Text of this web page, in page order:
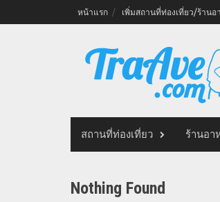
to
หน้าแรก เพิ่มสถานที่ท่องเที่ยว/ร้านอ
สถานที่ท่องเที่ยว ร้านอา
Nothing Found